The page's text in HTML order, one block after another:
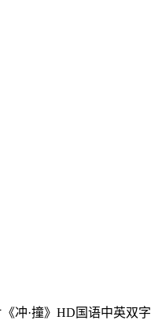
冲·撞》HD国语中英双字